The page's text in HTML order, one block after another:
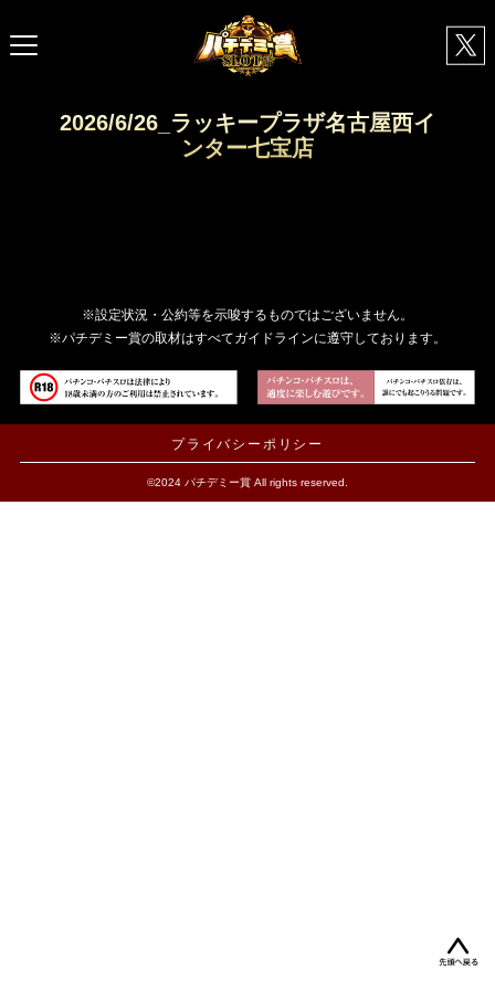
2026/6/26_ラッキープラザ名古屋西イ
ンター七宝店
※設定状況・公約等を示唆するものではございません。
※パチデミー賞の取材はすべてガイドラインに遵守しております。
プライバシーポリシー
©2024 パチデミー賞 All rights reserved.